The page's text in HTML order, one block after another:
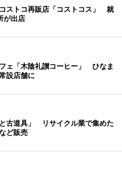
ストコ再販店「コストコス」 就
が出店
ェ「木陰礼讃コーヒー」 ひなま
設店舗に
古道具」 リサイクル業で集めた
ど販売